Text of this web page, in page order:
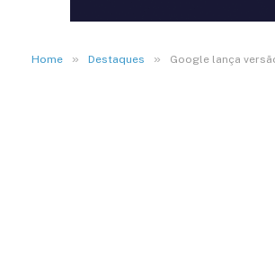
Home » Destaques » Google lança